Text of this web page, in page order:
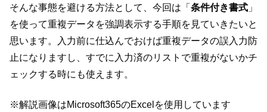
そんな事態を避ける方法として、今回は「 条件付き書式 」
を使って重複データを強調表示する手順を見ていきたいと
思います。入力前に仕込んでおけば重複データの誤入力防
止になりますし、すでに入力済のリストで重複がないかチ
ェックする時にも使えます。
※解説画像はMicrosoft365のExcelを使用しています